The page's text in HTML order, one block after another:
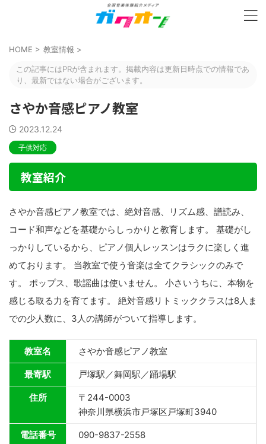
HOME > 教室情報 >
この記事にはPRが含まれます。掲載内容は更新日時点での情報であ
り、最新ではない場合がございます。
さやか音感ピアノ教室
2023.12.24
子供対応
教室紹介
さやか音感ピアノ教室では、絶対音感、リズム感、譜読み、
コード和声などを基礎からしっかりと教育します。 基礎がし
っかりしているから、ピアノ個人レッスンはラクに楽しく進
めております。 当教室で使う音楽は全てクラシックのみで
す。 ポップス、歌謡曲は使いません。 小さいうちに、本物を
感じる取る力を育てます。 絶対音感リトミッククラスは8人ま
での少人数に、3人の講師がついて指導します。
教室名 さやか音感ピアノ教室
最寄駅 戸塚駅／舞岡駅／踊場駅
住所
〒244-0003
神奈川県横浜市戸塚区戸塚町3940
電話番号 090-9837-2558